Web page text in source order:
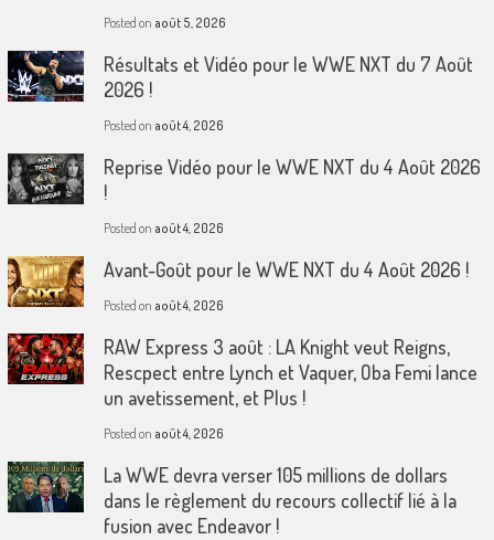
Posted on août 5, 2026
Résultats et Vidéo pour le WWE NXT du 7 Août
2026 !
Posted on août 4, 2026
Reprise Vidéo pour le WWE NXT du 4 Août 2026
!
Posted on août 4, 2026
Avant-Goût pour le WWE NXT du 4 Août 2026 !
Posted on août 4, 2026
RAW Express 3 août : LA Knight veut Reigns,
Rescpect entre Lynch et Vaquer, Oba Femi lance
un avetissement, et Plus !
Posted on août 4, 2026
La WWE devra verser 105 millions de dollars
dans le règlement du recours collectif lié à la
fusion avec Endeavor !